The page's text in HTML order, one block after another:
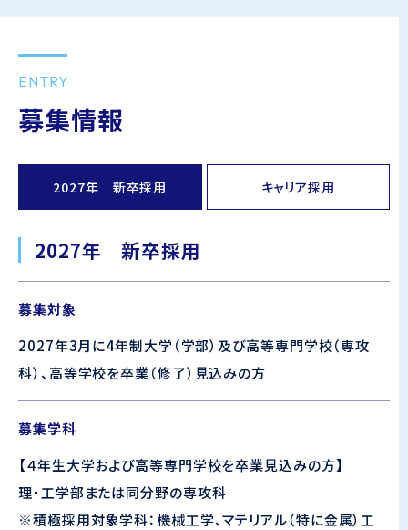
ENTRY
募集情報
2027年 新卒採用 キャリア採用
2027年 新卒採用
募集対象
2027年3月に4年制大学（学部）及び高等専門学校（専攻
科）、高等学校を卒業（修了）見込みの方
募集学科
【４年生大学および高等専門学校を卒業見込みの方】
理・工学部または同分野の専攻科
※積極採用対象学科：機械工学、マテリアル（特に金属）工